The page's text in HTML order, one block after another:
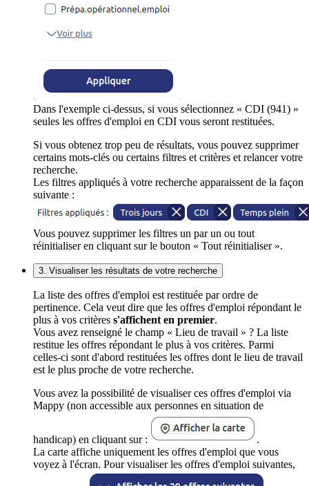
Dans l'exemple ci-dessus, si vous sélectionnez « CDI (941) »
seules les offres d'emploi en CDI vous seront restituées.
Si vous obtenez trop peu de résultats, vous pouvez supprimer
certains mots-clés ou certains filtres et critères et relancer votre
recherche.
Les filtres appliqués à votre recherche apparaissent de la façon
suivante :
Vous pouvez supprimer les filtres un par un ou tout
réinitialiser en cliquant sur le bouton « Tout réinitialiser ».
3. Visualiser les résultats de votre recherche
La liste des offres d'emploi est restituée par ordre de
pertinence. Cela veut dire que les offres d'emploi répondant le
plus à vos critères s'affichent en premier.
Vous avez renseigné le champ « Lieu de travail » ? La liste
restitue les offres répondant le plus à vos critères. Parmi
celles-ci sont d'abord restituées les offres dont le lieu de travail
est le plus proche de votre recherche.
Vous avez la possibilité de visualiser ces offres d'emploi via
Mappy (non accessible aux personnes en situation de
handicap) en cliquant sur :
.
La carte affiche uniquement les offres d'emploi que vous
voyez à l'écran. Pour visualiser les offres d'emploi suivantes,